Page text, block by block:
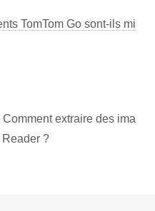
TomTom Go sont-ils mi
extraire des ima
?